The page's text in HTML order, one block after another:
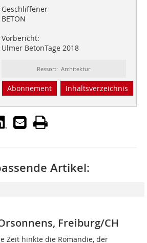
Geschliffener
BETON
Vorbericht:
Ulmer BetonTage 2018
Ressort: Architektur
Abonnement Inhaltsverzeichnis
Artikel:
Freiburg/CH
Zeit hinkte die Romandie, der